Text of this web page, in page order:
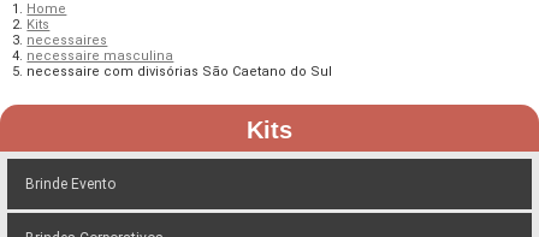
Home
Kits
necessaires
necessaire masculina
necessaire com divisórias São Caetano do Sul
Kits
Brinde Evento